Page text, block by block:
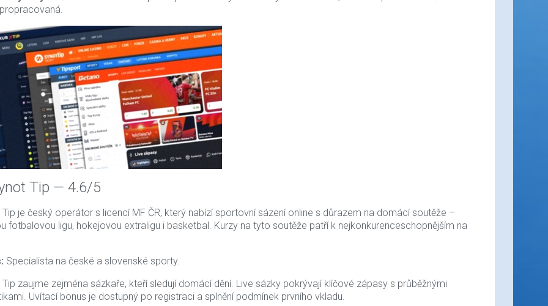
propracovaná.
Tip — 4.6/5
Tip je český operátor s licencí MF ČR, který nabízí sportovní sázení online s důrazem na domácí soutěže –
fotbalovou ligu, hokejovou extraligu i basketbal. Kurzy na tyto soutěže patří k nejkonkurenceschopnějším na
Specialista na české a slovenské sporty.
Tip zaujme zejména sázkaře, kteří sledují domácí dění. Live sázky pokrývají klíčové zápasy s průběžnými
Uvítací bonus je dostupný po registraci a splnění podmínek prvního vkladu.